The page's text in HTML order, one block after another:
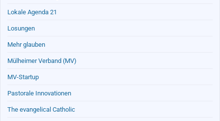
Lokale Agenda 21
Losungen
Mehr glauben
Mülheimer Verband (MV)
MV-Startup
Pastorale Innovationen
The evangelical Catholic